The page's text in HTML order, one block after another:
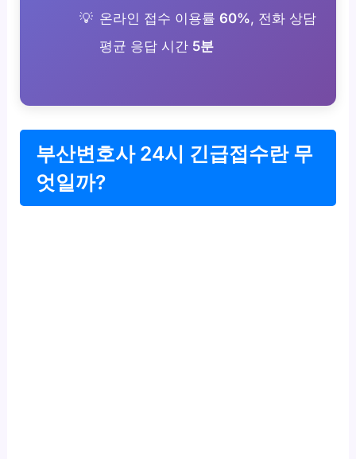
온라인 접수 이용률 60%, 전화 상담
평균 응답 시간 5분
부산변호사 24시 긴급접수란 무
엇일까?